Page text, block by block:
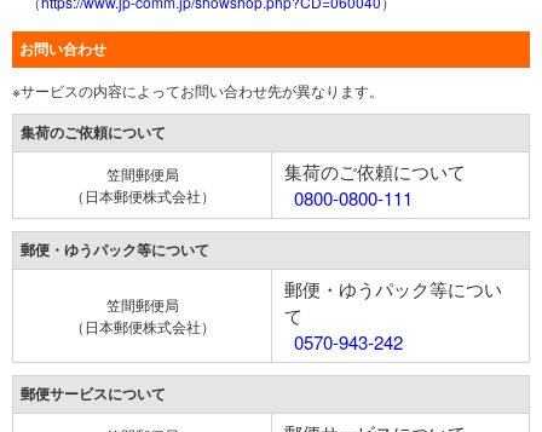
お問い合わせ
※サービスの内容によってお問い合わせ先が異なります。
集荷のご依頼について
笠間郵便局
（日本郵便株式会社）
集荷のご依頼について
0800-0800-111
郵便・ゆうパック等について
笠間郵便局
（日本郵便株式会社）
郵便・ゆうパック等につい
て
0570-943-242
郵便サービスについて